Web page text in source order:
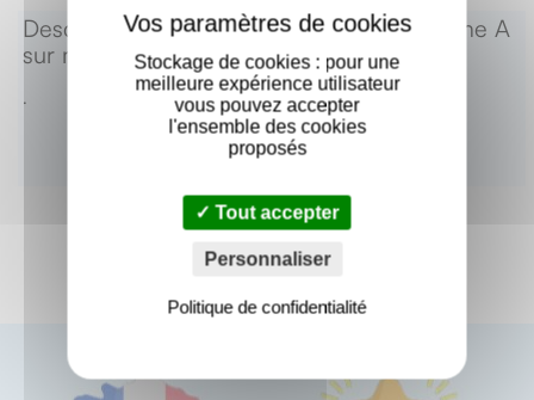
Descriptif produit : Crochets spéciaux forme A
sur mesure
.
Stockage de cookies : pour une
meilleure expérience utilisateur
vous pouvez accepter
l'ensemble des cookies
proposés
Tout accepter
Personnaliser
Politique de confidentialité